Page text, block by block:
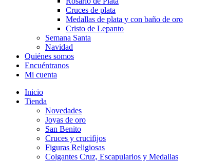
Cruces de plata
Medallas de plata y con baño de oro
Cristo de Lepanto
Semana Santa
Navidad
Quiénes somos
Encuéntranos
Mi cuenta
Inicio
Tienda
Novedades
Joyas de oro
San Benito
Cruces y crucifijos
Figuras Religiosas
Colgantes Cruz, Escapularios y Medallas